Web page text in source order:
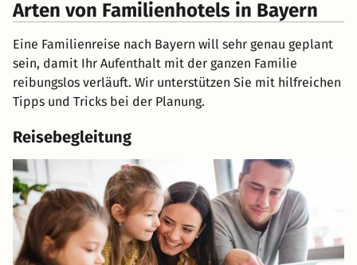
Arten von Familienhotels in Bayern
Eine Familienreise nach Bayern will sehr genau geplant
sein, damit Ihr Aufenthalt mit der ganzen Familie
reibungslos verläuft. Wir unterstützen Sie mit hilfreichen
Tipps und Tricks bei der Planung.
Reisebegleitung